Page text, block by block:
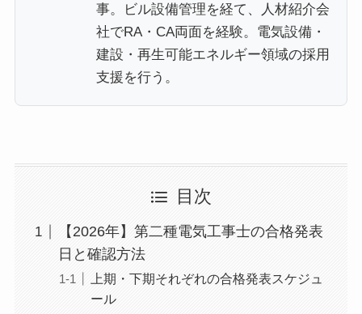
事。ビル設備管理を経て、人材紹介会
社でRA・CA両面を経験。電気設備・
建設・再生可能エネルギー領域の採用
支援を行う。
目次
【2026年】第二種電気工事士の合格発表
日と確認方法
上期・下期それぞれの合格発表スケジュ
ール